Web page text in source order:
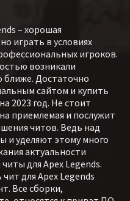
о
– хорошая
играть в условиях
игроков.
возникали
ближе. Достаточно
сайтом и купить
2023 год. Не стоит
приемлемая и послужит
читов. Ведь над
и уделяют этому много
актуальности
для Apex Legends.
для Apex Legends
Все сборки,